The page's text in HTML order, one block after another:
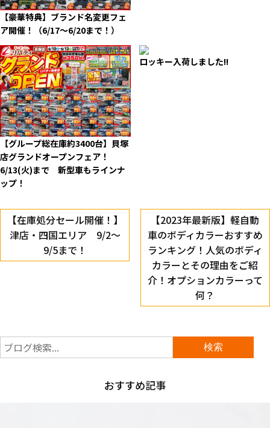
【豪華特典】ブランド名変更フェ
ア開催！（6/17～6/20まで！）
【グループ総在庫約3400台】貝塚
店グランドオープンフェア！
6/13(火)まで 新型車もラインナ
ップ！
ロッキー入荷しました!!
【在庫処分セール開催！】
津店・四国エリア 9/2～
9/5まで！
【2023年最新版】軽自動
車のボディカラーおすすめ
ランキング！人気のボディ
カラーとその理由をご紹
介！オプションカラーって
何？
おすすめ記事